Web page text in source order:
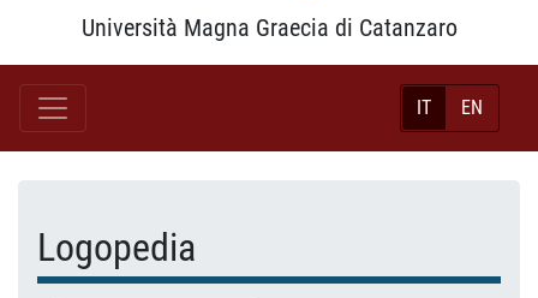
Università Magna Graecia di Catanzaro
IT EN
Logopedia